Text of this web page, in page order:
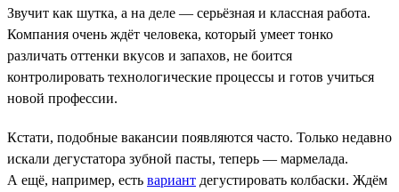
Звучит как шутка, а на деле — серьёзная и классная работа.
Компания очень ждёт человека, который умеет тонко
различать оттенки вкусов и запахов, не боится
контролировать технологические процессы и готов учиться
новой профессии.
Кстати, подобные вакансии появляются часто. Только недавно
искали дегустатора зубной пасты, теперь — мармелада.
А ещё, например, есть вариант дегустировать колбаски. Ждём